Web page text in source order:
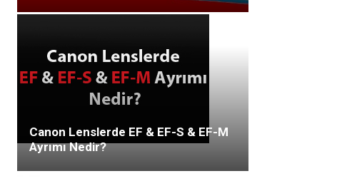
Canon Lenslerde EF & EF-S & EF-M
Ayrımı Nedir?